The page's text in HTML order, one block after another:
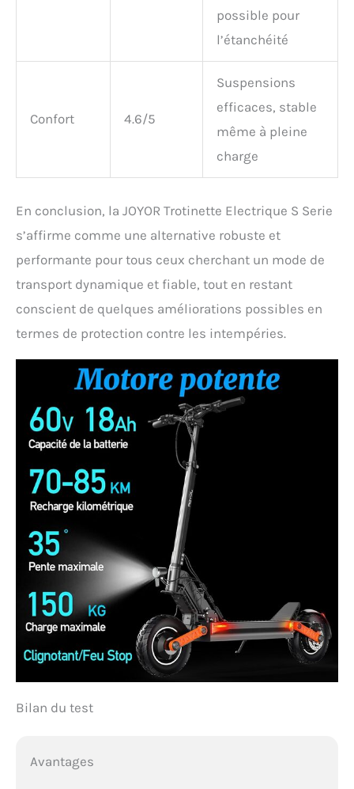
possible pour
l’étanchéité
Confort 4.6/5
Suspensions
efficaces, stable
même à pleine
charge
En conclusion, la JOYOR Trotinette Electrique S Serie
s’affirme comme une alternative robuste et
performante pour tous ceux cherchant un mode de
transport dynamique et fiable, tout en restant
conscient de quelques améliorations possibles en
termes de protection contre les intempéries.
Bilan du test
Avantages